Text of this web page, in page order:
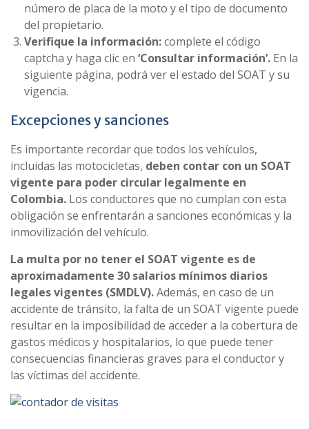
número de placa de la moto y el tipo de documento
del propietario.
Verifique la información:complete el código
captcha y haga clic en ‘Consultar información’. En la
siguiente página, podrá ver el estado del SOAT y su
vigencia.
Excepciones y sanciones
Es importante recordar que todos los vehículos,
incluidas las motocicletas, deben contar con un SOAT
vigente para poder circular legalmente en
Colombia. Los conductores que no cumplan con esta
obligación se enfrentarán a sanciones económicas y la
inmovilización del vehículo.
La multa por no tener el SOAT vigente es de
aproximadamente 30 salarios mínimos diarios
legales vigentes (SMDLV).Además, en caso de un
accidente de tránsito, la falta de un SOAT vigente puede
resultar en la imposibilidad de acceder a la cobertura de
gastos médicos y hospitalarios, lo que puede tener
consecuencias financieras graves para el conductor y
las víctimas del accidente.